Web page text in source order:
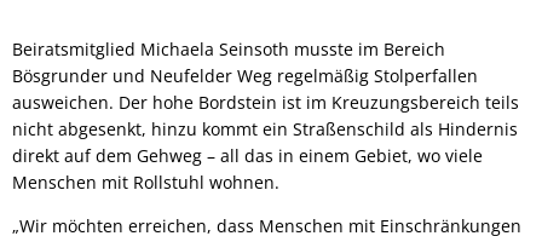
Beiratsmitglied Michaela Seinsoth musste im Bereich
Bösgrunder und Neufelder Weg regelmäßig Stolperfallen
ausweichen. Der hohe Bordstein ist im Kreuzungsbereich teils
nicht abgesenkt, hinzu kommt ein Straßenschild als Hindernis
direkt auf dem Gehweg – all das in einem Gebiet, wo viele
Menschen mit Rollstuhl wohnen.
„Wir möchten erreichen, dass Menschen mit Einschränkungen